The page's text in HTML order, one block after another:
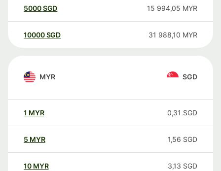
5000SGD 15 994,05 MYR
10000 SGD 31 988,10 MYR
MYR SGD
1 MYR 0,31 SGD
5 MYR 1,56 SGD
10 MYR 3,13 SGD